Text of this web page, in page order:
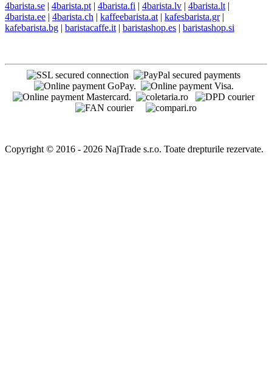
4barista.se | 4barista.pt | 4barista.fi | 4barista.lv | 4barista.lt |
4barista.ee | 4barista.ch | kaffeebarista.at | kafesbarista.gr|
kafebarista.bg | baristacaffe.it | baristashop.es | baristashop.si
Copyright © 2016 - 2026 NajTrade s.r.o. Toate drepturile rezervate.